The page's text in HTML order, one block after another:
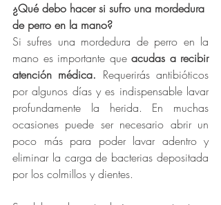
¿Qué debo hacer si sufro una mordedura
de perro en la mano?
Si sufres una mordedura de perro en la
mano es importante que acudas a recibir
atención médica. Requerirás antibióticos
por algunos días y es indispensable lavar
profundamente la herida. En muchas
ocasiones puede ser necesario abrir un
poco más para poder lavar adentro y
eliminar la carga de bacterias depositada
por los colmillos y dientes.